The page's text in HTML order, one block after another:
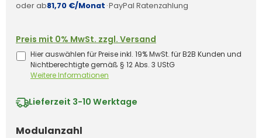
oder ab81,70 €/Monat ·PayPal Ratenzahlung
Preis mit 0% MwSt. zzgl. Versand
Hier auswählen für Preise inkl. 19% MwSt. für B2B Kunden und
Nichtberechtigte gemäß § 12 Abs. 3 UStG
Weitere Informationen
Lieferzeit 3-10 Werktage
Modulanzahl